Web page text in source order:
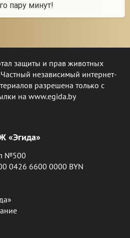
пару минут!
защиты и прав животных
независимый интернет-
разрешена только с
на www.egida.by
«Эгида»
№500
0426 6600 0000 BYN